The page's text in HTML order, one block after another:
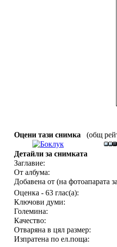
Оцени тази снимка
(общ
Детайли за снимката
Заглавие:
От албума:
Добавена от (на фотоапарата
Оценка - 63 глас(а):
Ключови думи:
Големина:
Качество:
Отваряна в цял размер:
Изпратена по ел.поща: